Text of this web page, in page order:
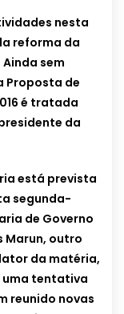
nesta
reforma da
sem
Proposta de
é tratada
da
está prevista
segunda-
de Governo
Marun, outro
da matéria,
uma tentativa
reunido novas